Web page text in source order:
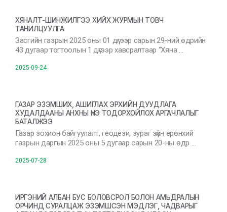
ХЯНАЛТ-ШИНЖИЛГЭЭ ХИЙХ ЖУРМЫН ТОВЧ
ТАНИЛЦУУЛГА
Засгийн газрын 2025 оны 01 дүгээр сарын 29-ний өдрийн
43 дугаар тогтоолын 1 дүгээр хавсралтаар “Хяна …
2025-09-24
ГАЗАР ЭЗЭМШИХ, АШИГЛАХ ЭРХИЙН ДУУДЛАГА
ХУДАЛДААНЫ АНХНЫ ҮНЭ ТОДОРХОЙЛОХ АРГАЧЛАЛЫГ
БАТАЛЖЭЭ
Газар зохион байгуулалт, геодези, зураг зүйн ерөнхий
газрын даргын 2025 оны 5 дугаар сарын 20-ны өдр …
2025-07-28
ИРГЭНИЙ АЛБАН БУС БОЛОВСРОЛ БОЛОН АМЬДРАЛЫН
ОРЧИНД СУРАЛЦАЖ ЭЗЭМШСЭН МЭДЛЭГ, ЧАДВАРЫГ